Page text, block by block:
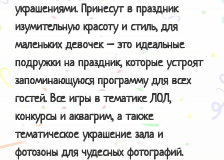
украшениями. Принесут в праздник
изумительную красоту и стиль, для
маленьких девочек – это идеальные
подружки на праздник, которые устроят
запоминающуюся программу для всех
гостей. Все игры в тематике ЛОЛ,
конкурсы и аквагрим, а также
тематическое украшение зала и
фотозоны для чудесных фотографий.